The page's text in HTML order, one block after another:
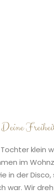
klein
im
in der
war. Wir